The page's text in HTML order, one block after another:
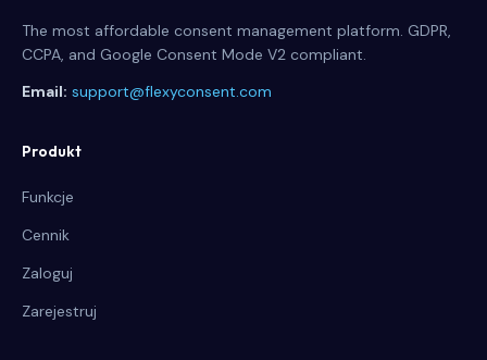
The most affordable consent management platform. GDPR,
CCPA, and Google Consent Mode V2 compliant.
Email: support@flexyconsent.com
Produkt
Funkcje
Cennik
Zaloguj
Zarejestruj